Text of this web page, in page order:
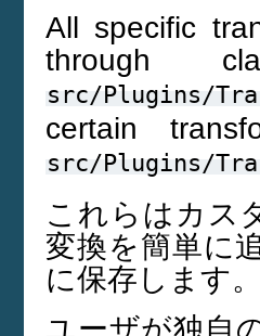
All specific
through
src/Plugins/
certain
src/Plugins/
これらはカス
変換を簡単に
に保存します
ユーザが独自